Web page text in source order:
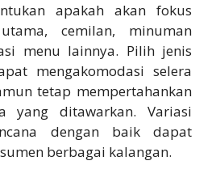
apakah akan fokus
cemilan, minuman
menu lainnya. Pilih jenis
mengakomodasi selera
tetap mempertahankan
yang ditawarkan. Variasi
dengan baik dapat
berbagai kalangan.